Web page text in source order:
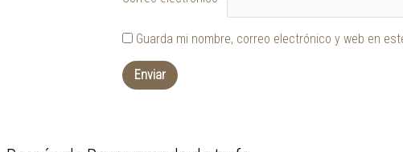
Guarda mi nombre, correo electrónico y web en